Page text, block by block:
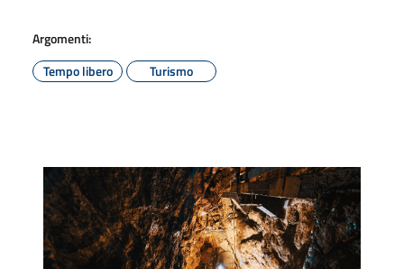
Argomenti:
Tempo libero
Turismo